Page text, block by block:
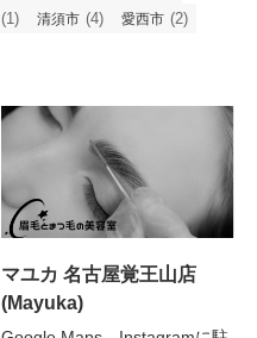
(1) 清須市 (4) 愛西市 (2)
マユカ 名古屋覚王山店
(Mayuka)